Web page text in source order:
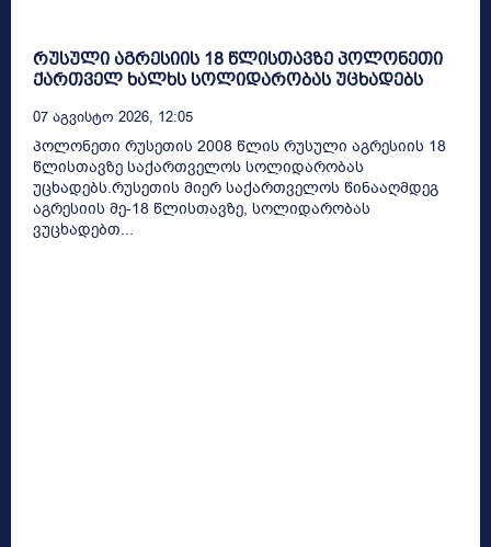
რუსული აგრესიის 18 წლისთავზე პოლონეთი
ქართველ ხალხს სოლიდარობას უცხადებს
07 Აგვისტო 2026, 12:05
პოლონეთი რუსეთის 2008 წლის რუსული აგრესიის 18
წლისთავზე საქართველოს სოლიდარობას
უცხადებს.რუსეთის მიერ საქართველოს წინააღმდეგ
აგრესიის მე-18 წლისთავზე, სოლიდარობას
ვუცხადებთ...